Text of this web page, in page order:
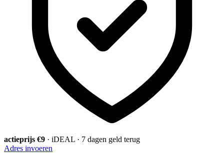
actieprijs €9 · iDEAL · 7 dagen geld terug
Adres invoeren